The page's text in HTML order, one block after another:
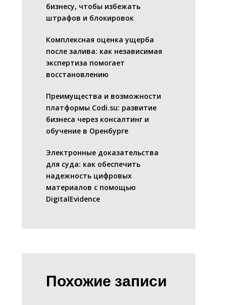
бизнесу, чтобы избежать
штрафов и блокировок
Комплексная оценка ущерба
после залива: как независимая
экспертиза помогает
восстановлению
Преимущества и возможности
платформы Codi.su: развитие
бизнеса через консалтинг и
обучение в Оренбурге
Электронные доказательства
для суда: как обеспечить
надежность цифровых
материалов с помощью
DigitalEvidence
Похожие записи